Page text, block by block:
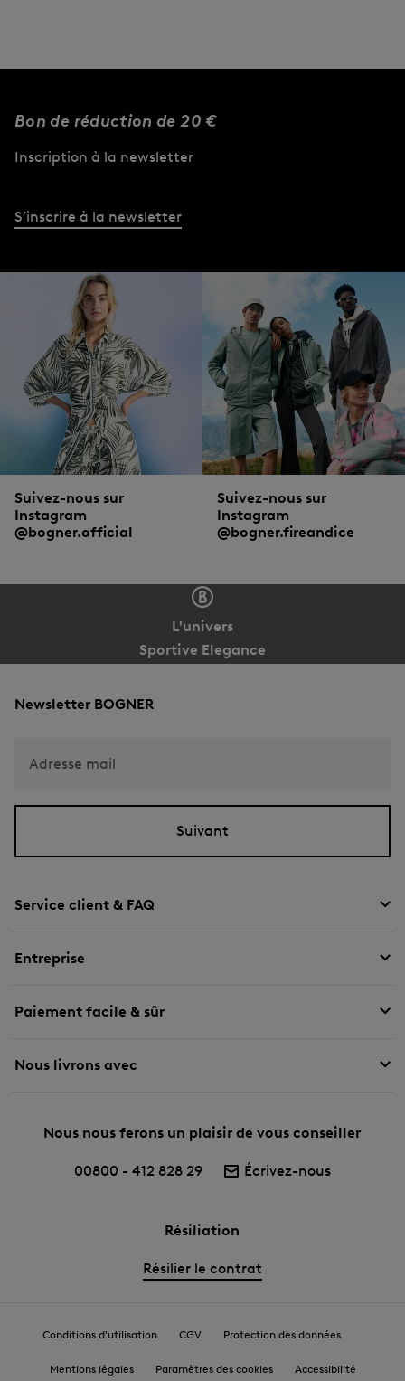
Bon de réduction de 20 €
Inscription à la newsletter
S’inscrire à la newsletter
Suivez-nous sur
Instagram
@bogner.official
Suivez-nous sur
Instagram
@bogner.fireandice
L'univers
Sportive Elegance
Service client & FAQ
Entreprise
Paiement facile & sûr
Nous livrons avec
Nous nous ferons un plaisir de vous conseiller
00800 - 412 828 29 Écrivez-nous
Résiliation
Résilier le contrat
Newsletter BOGNER
Adresse mail
Suivant
Conditions d'utilisation CGV Protection des données
Mentions légales Paramètres des cookies Accessibilité